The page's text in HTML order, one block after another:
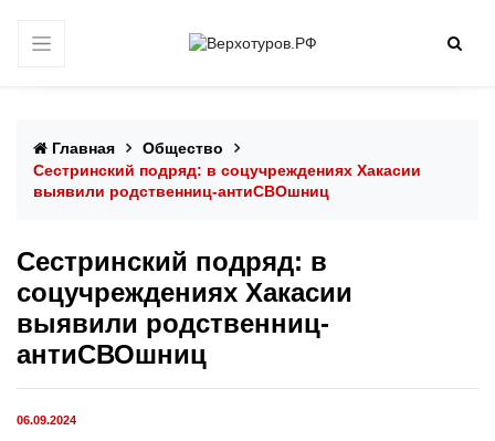
Главная
Общество
Сестринский подряд: в соцучреждениях Хакасии
выявили родственниц-антиСВОшниц
Сестринский подряд: в
соцучреждениях Хакасии
выявили родственниц-
антиСВОшниц
06.09.2024